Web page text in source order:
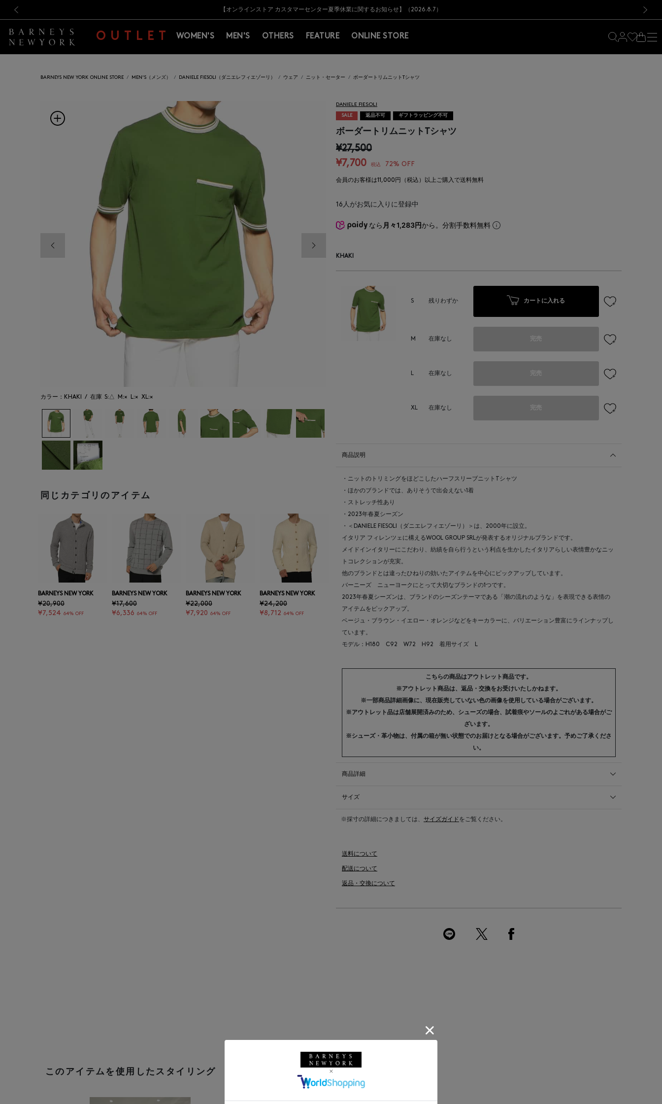
新規登録のお客様も対象！＜MY BARNEYS＞会員のお客様は11,000円（税込）以上のお買上げで常時送料無料！お買い物の際は会員登録を！
【夏季休業に伴う出荷一時停止のお知らせ】(2026.8.7)
【オンラインストア カスタマーセンター夏季休業に関するお知らせ】（2026.8.7）
【夏季休業に伴う返品・交換承り一時停止のお知らせ】（2026.8.5）
熊本県を中心とした地震の影響によるお荷物のお届けについて
【開催中】SUMMER SALEのご案内・ご注意事項
新規登録のお客様も対象！＜MY BARNEYS＞会員のお客様は11,000円（税込）以上のお買上げで常時送料無料！お買い物の際は会員登録を！
【夏季休業に伴う出荷一時停止のお知らせ】(2026.8.7)
OUTLET WOMEN'S MEN'S OTHERS FEATURE ONLINE STORE
BARNEYS NEW YORK ONLINE STORE MEN'S（メンズ） DANIELE FIESOLI（ダニエレフィエゾーリ） ウェア ニット・セーター ボーダートリムニットTシャツ
カラー：KHAKI / 在庫 S:△ M:× L:× XL:×
同じカテゴリのアイテム
BARNEYS NEW YORK
¥20,900
¥7,524 64% OFF
BARNEYS NEW YORK
¥17,600
¥6,336 64% OFF
BARNEYS NEW YORK
¥22,000
¥7,920 64% OFF
BARNEYS NEW YORK
¥24,200
¥8,712 64% OFF
DANIELE FIESOLI
SALE
返品不可 ギフトラッピング不可
ボーダートリムニットTシャツ
¥27,500
¥7,700
税込 72% OFF
会員のお客様は11,000円（税込）以上ご購入で送料無料
16人がお気に入りに登録中
なら 月々1,283円から。分割手数料無料
KHAKI
S 残りわずか カートに入れる
M 在庫なし 完売
L 在庫なし 完売
XL 在庫なし 完売
商品説明
・ニットのトリミングをほどこしたハーフスリーブニットTシャツ
・ほかのブランドでは、ありそうで出会えない1着
・ストレッチ性あり
・2023年春夏シーズン
・＜DANIELE FIESOLI（ダニエレフィエゾーリ）＞は、2000年に設立。
イタリア フィレンツェに構えるWOOL GROUP SRLが発表するオリジナルブランドです。
メイドインイタリーにこだわり、紡績を自ら行うという利点を生かしたイタリアらしい表情豊かなニッ
トコレクションが充実。
他のブランドとは違ったひねりの効いたアイテムを中心にピックアップしています。
バーニーズ ニューヨークにとって大切なブランドの1つです。
2023年春夏シーズンは、ブランドのシーズンテーマである「潮の流れのような」を表現できる表情の
アイテムをピックアップ。
ベージュ・ブラウン・イエロー・オレンジなどをキーカラーに、バリエーション豊富にラインナップし
ています。
モデル：H180 C92 W72 H92 着用サイズ L
こちらの商品はアウトレット商品です。
※アウトレット商品は、返品・交換をお受けいたしかねます。
※一部商品詳細画像に、現在販売していない色の画像を使用している場合がございます。
※アウトレット品は店舗展開済みのため、シューズの場合、試着痕やソールのよごれがある場合がご
ざいます。
※シューズ・革小物は、付属の箱が無い状態でのお届けとなる場合がございます。予めご了承くださ
い。
商品詳細
サイズ
※採寸の詳細につきましては、 サイズガイドをご覧ください。
送料について
配送について
返品・交換について
このアイテムを使用したスタイリング